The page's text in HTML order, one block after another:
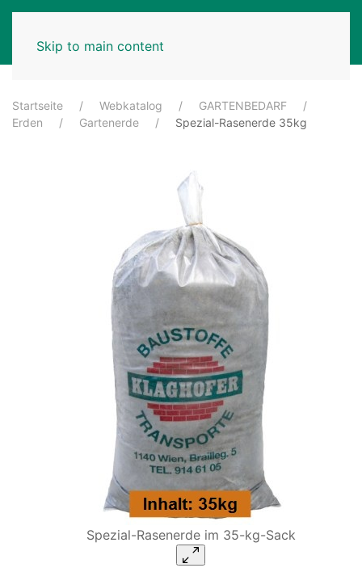
Skip to main content
Startseite Webkatalog
GARTENBEDARF
Erden
Gartenerde Spezial-Rasenerde 35kg
Spezial-Rasenerde im 35-kg-Sack